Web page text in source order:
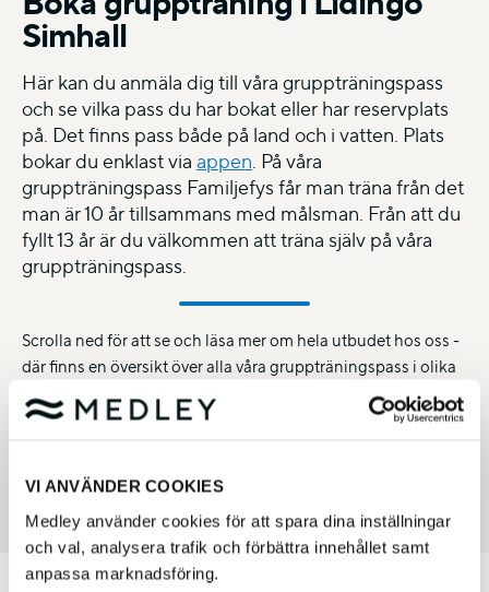
VI ANVÄNDER COOKIES
Medley använder cookies för att spara dina inställningar
och val, analysera trafik och förbättra innehållet samt
anpassa marknadsföring.
Simhall
Här kan du anmäla dig till våra gruppträningspass
och se vilka pass du har bokat eller har reservplats
på. Det finns pass både på land och i vatten. Plats
bokar du enklast viaappen. På våra
gruppträningspass Familjefys får man träna från det
man är 10 år tillsammans med målsman. Från att du
fyllt 13 år är du välkommen att träna själv på våra
gruppträningspass.
Scrolla ned för att se och läsa mer om hela utbudet hos oss -
där finns en översikt över alla våra gruppträningspass i olika
kategorier.
Se vårt gruppträningsutbud
Lidingö Simhall